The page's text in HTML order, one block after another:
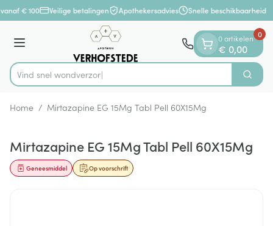
Ga naar de inhoud
1 van 1
€ 100 Veilige betalingen Apothekersadvies Snelle beschikbaarheid
Menu
Product, merk, categorie...
Vind snel Zoek
0 artikelen
€ 0,00
0
Home / Mirtazapine EG 15Mg Tabl Pell 60X15Mg
Mirtazapine EG 15Mg Tabl Pell 60X15Mg
Op voorschrift
Geneesmiddel